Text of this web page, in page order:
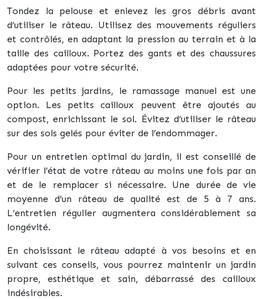
Tondez la pelouse et enlevez les gros débris avant
d’utiliser le râteau. Utilisez des mouvements réguliers
et contrôlés, en adaptant la pression au terrain et à la
taille des cailloux. Portez des gants et des chaussures
adaptées pour votre sécurité.
Pour les petits jardins, le ramassage manuel est une
option. Les petits cailloux peuvent être ajoutés au
compost, enrichissant le sol. Évitez d’utiliser le râteau
sur des sols gelés pour éviter de l’endommager.
Pour un entretien optimal du jardin, il est conseillé de
vérifier l’état de votre râteau au moins une fois par an
et de le remplacer si nécessaire. Une durée de vie
moyenne d’un râteau de qualité est de 5 à 7 ans.
L’entretien régulier augmentera considérablement sa
longévité.
En choisissant le râteau adapté à vos besoins et en
suivant ces conseils, vous pourrez maintenir un jardin
propre, esthétique et sain, débarrassé des cailloux
indésirables.